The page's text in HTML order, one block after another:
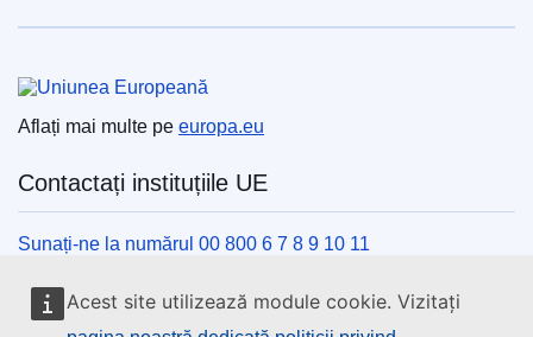
Acest site utilizează module cookie. Vizitați
Uniunea Europeană
Aflați mai multe pe europa.eu
Contactați instituțiile UE
Sunați-ne la numărul 00 800 6 7 8 9 10 11
Utilizați alte opțiuni telefonice
Scrieți-ne completând formularul de contact